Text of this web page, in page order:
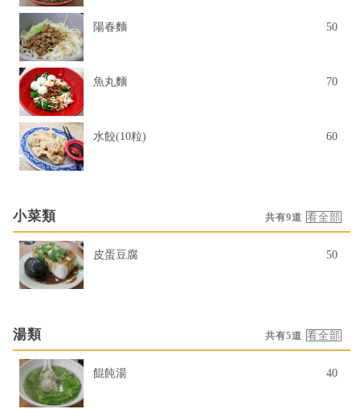
陽春麵 50
魚丸麵 70
水餃(10粒) 60
小菜類 共有9道
皮蛋豆腐 50
湯類 共有5道
餛飩湯 40